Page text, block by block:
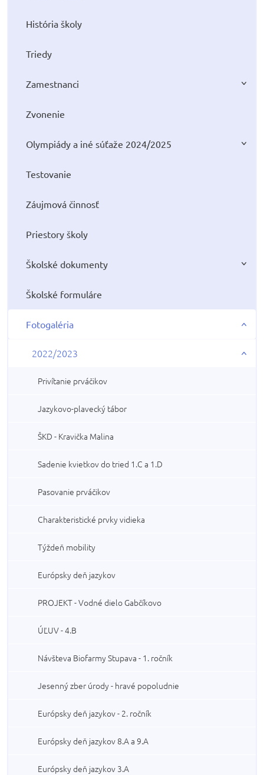
História školy
Triedy
Zamestnanci
Zvonenie
Olympiády a iné súťaže 2024/2025
Testovanie
Záujmová činnosť
Priestory školy
Školské dokumenty
Školské formuláre
Fotogaléria
2022/2023
Privítanie prváčikov
Jazykovo-plavecký tábor
ŠKD - Kravička Malina
Sadenie kvietkov do tried 1.C a 1.D
Pasovanie prváčikov
Charakteristické prvky vidieka
Týždeň mobility
Európsky deň jazykov
PROJEKT - Vodné dielo Gabčíkovo
ÚĽUV - 4.B
Návšteva Biofarmy Stupava - 1. ročník
Jesenný zber úrody - hravé popoludnie
Európsky deň jazykov - 2. ročník
Európsky deň jazykov 8.A a 9.A
Európsky deň jazykov 3.A